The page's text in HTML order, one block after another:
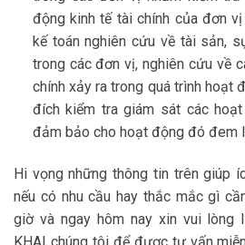
động kinh tế tài chính của đơn
kế toán nghiên cứu về tài sản,
trong các đơn vị, nghiên cứu về
chính xảy ra trong quá trình hoạt
đích kiểm tra giám sát các
đảm bảo cho hoạt động đó đem
Hi vọng những thông tin trên giúp
nếu có nhu cầu hay thắc mắc gì
giờ và ngay hôm nay xin vui lòng